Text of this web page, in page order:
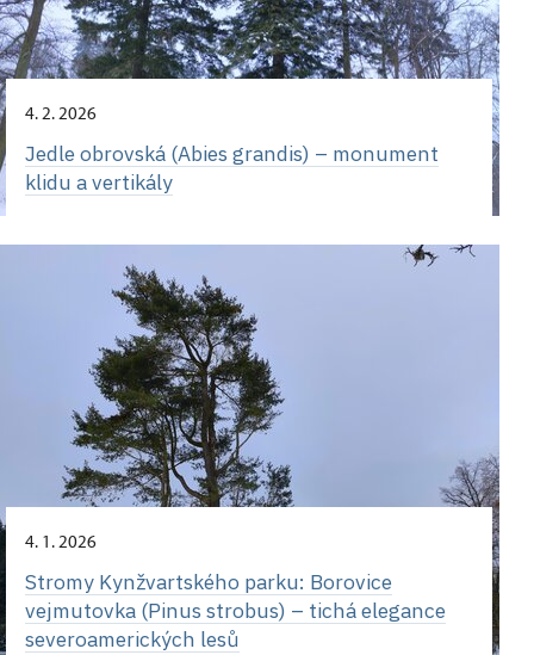
4. 2. 2026
Jedle obrovská (Abies grandis) – monument
klidu a vertikály
4. 1. 2026
Stromy Kynžvartského parku: Borovice
vejmutovka (Pinus strobus) – tichá elegance
severoamerických lesů